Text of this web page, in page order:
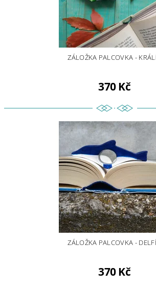
ZÁLOŽKA PALCOVKA -
370 Kč
ZÁLOŽKA PALCOVKA -
370 Kč